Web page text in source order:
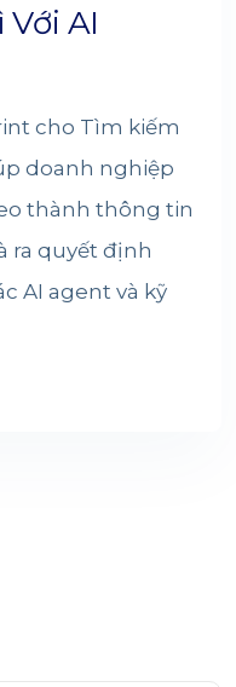
AI
cho Tìm kiếm
doanh nghiệp
thành thông tin
ra quyết định
AI agent và kỹ